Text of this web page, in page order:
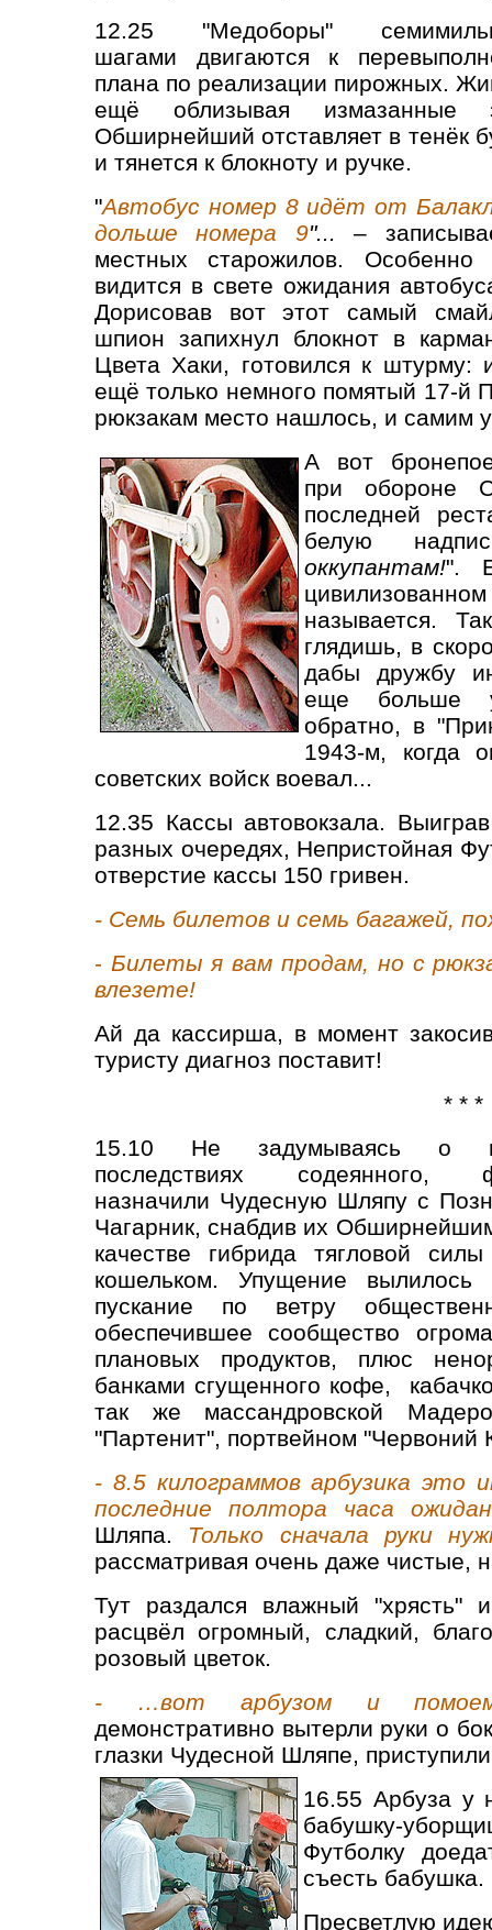
12.25 "Медоборы"
шагами двигаются к
плана по реализации пирожных.
ещё облизывая измазанные
Обширнейший отставляет в тенёк
и тянется к блокноту и ручке.
"Автобус номер 8 идёт от
дольше номера 9"... –
местных старожилов. Особенно
видится в свете ожидания
Дорисовав вот этот самый
шпион запихнул блокнот в
Цвета Хаки, готовился к штурму:
ещё только немного помятый 17-й
рюкзакам место нашлось, и самим
А вот
при обороне
последней
белую
оккупантам!".
называется.
глядишь, в
дабы дружбу
еще больше
обратно, в
1943-м, когда
советских войск воевал...
12.35 Кассы автовокзала.
разных очередях, Непристойная
отверстие кассы 150 гривен.
- Семь билетов и семь багажей,
- Билеты я вам продам, но с
влезете!
Ай да кассирша, в момент
туристу диагноз поставит!
* * *
15.10 Не задумываясь о
последствиях содеянного,
назначили Чудесную Шляпу с
Чагарник, снабдив их
качестве гибрида тягловой
кошельком. Упущение вылилось
пускание по ветру
обеспечившее сообщество
плановых продуктов, плюс
банками сгущенного кофе,
так же массандровской
"Партенит", портвейном "Червоний
- 8.5 килограммов арбузика это
последние полтора часа
Шляпа. Только сначала руки
рассматривая очень даже чистые,
Тут раздался влажный "хрясть"
расцвёл огромный, сладкий,
розовый цветок.
- …вот арбузом и
демонстративно вытерли руки о
глазки Чудесной Шляпе,
16.55 Арбуза у
бабушку-
Футболку
съесть бабушка.
Пресветлую